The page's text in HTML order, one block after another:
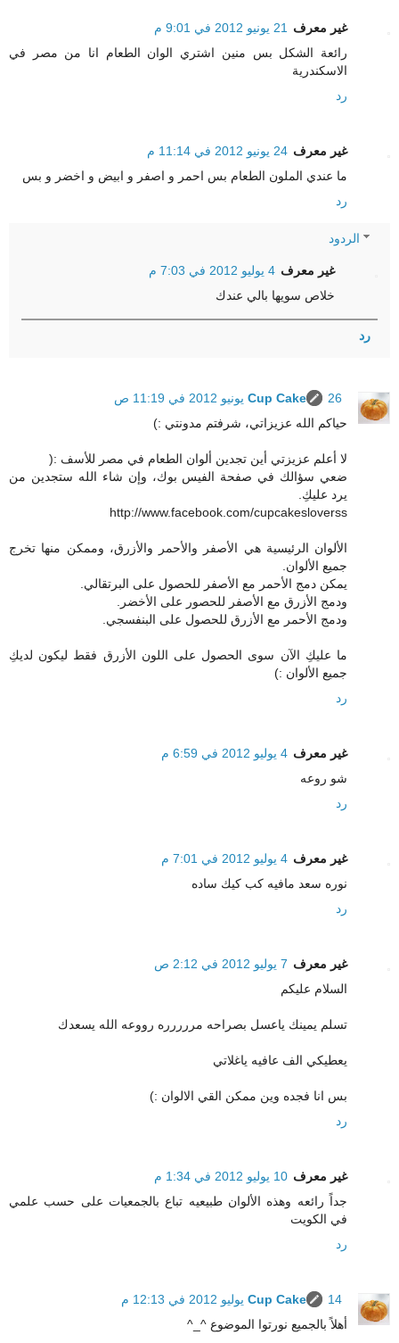
غير معرف 21 يونيو 2012 في 9:01 م
رائعة الشكل بس منين اشتري الوان الطعام انا من مصر في
الاسكندرية
رد
غير معرف 24 يونيو 2012 في 11:14 م
ما عندي الملون الطعام بس احمر و اصفر و ابيض و اخضر و بس
رد
الردود
غير معرف 4 يوليو 2012 في 7:03 م
خلاص سويها بالي عندك
رد
Cup Cake
26 يونيو 2012 في 11:19 ص
حياكم الله عزيزاتي، شرفتم مدونتي :)
لا أعلم عزيزتي أين تجدين ألوان الطعام في مصر للأسف :(
ضعي سؤالك في صفحة الفيس بوك، وإن شاء الله ستجدين من
يرد عليكِ.
http://www.facebook.com/cupcakesloverss
الألوان الرئيسية هي الأصفر والأحمر والأزرق، وممكن منها تخرج
جميع الألوان.
يمكن دمج الأحمر مع الأصفر للحصول على البرتقالي.
ودمج الأزرق مع الأصفر للحصور على الأخضر.
ودمج الأحمر مع الأزرق للحصول على البنفسجي.
ما عليكِ الآن سوى الحصول على اللون الأزرق فقط ليكون لديكِ
جميع الألوان :)
رد
غير معرف 4 يوليو 2012 في 6:59 م
شو روعه
رد
غير معرف 4 يوليو 2012 في 7:01 م
نوره سعد مافيه كب كيك ساده
رد
غير معرف 7 يوليو 2012 في 2:12 ص
السلام عليكم
تسلم يمينك ياعسل بصراحه مررررره رووعه الله يسعدك
يعطيكي الف عافيه ياغلاتي
بس انا فجده وين ممكن القي الالوان :)
رد
غير معرف 10 يوليو 2012 في 1:34 م
جداً رائعه وهذه الألوان طبيعيه تباع بالجمعيات على حسب علمي
في الكويت
رد
Cup Cake
14 يوليو 2012 في 12:13 م
أهلاً بالجميع نورتوا الموضوع ^_^